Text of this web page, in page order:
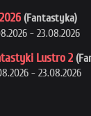
(Fantastyka)
- 23.08.2026
Lustro 2
- 23.08.2026